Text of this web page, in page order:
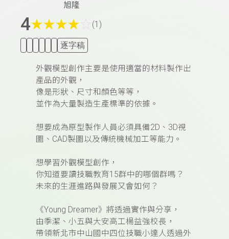
旭隆
4★★★★ (1)
逐字稿
外觀模型創作主要是使用適當的材料製作出
產品的外觀，
像是形狀、尺寸和顏色等等，
並作為大量製造生產標準的依據。
想要成為原型製作人員必須具備2D、3D視
圖、CAD製圖以及傳統機械加工等能力。
想學習外觀模型創作，
你知道要讀技職教育15群中的哪個群嗎？
未來的生涯進路與發展又會如何？
《Young Dreamer》將透過實作與分享，
由季潔、小五與大安高工楊益強校長，
帶領新北市中山國中四位技職小達人透過外